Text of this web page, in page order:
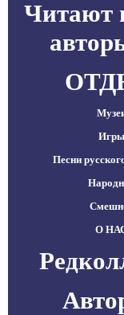
Читают
Игры
Песни
О